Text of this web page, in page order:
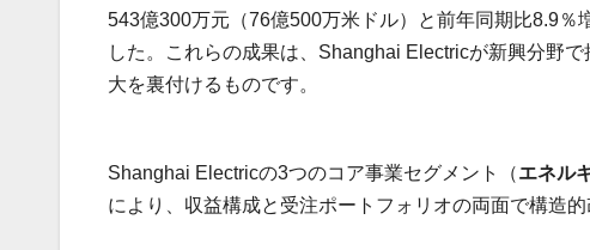
543億300万元（76億500万米ドル）と前年同期比8.9％
した。これらの成果は、Shanghai Electricが新興分野
大を裏付けるものです。
Shanghai Electricの3つのコア事業セグメント（エネル
により、収益構成と受注ポートフォリオの両面で構造的